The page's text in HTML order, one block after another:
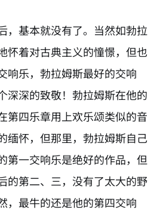
，基本就没有了。当然如勃拉
怀着对古典主义的憧憬，但也
响乐，勃拉姆斯最好的交响
深深的致敬！勃拉姆斯在他的
第四乐章用上欢乐颂类似的音
缅怀，但那里，勃拉姆斯自己
第一交响乐是绝好的作品，但
的第二、三，没有了太大的野
，最牛的还是他的第四交响